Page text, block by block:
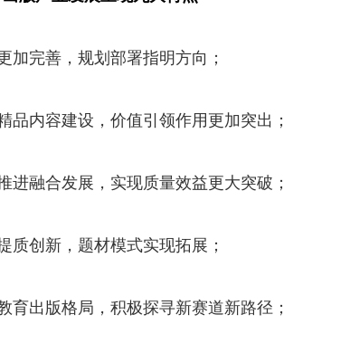
完善，规划部署指明方向；
内容建设，价值引领作用更加突出；
融合发展，实现质量效益更大突破；
创新，题材模式实现拓展；
出版格局，积极探寻新赛道新路径；